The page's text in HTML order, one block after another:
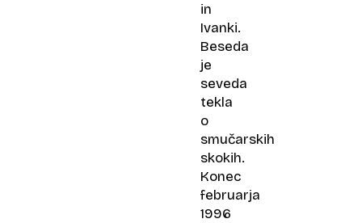
in
Ivanki.
Beseda
je
seveda
tekla
o
smučarskih
skokih.
Konec
februarja
1996